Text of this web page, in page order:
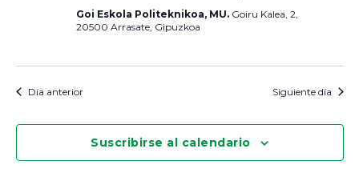
Goi Eskola Politeknikoa, MU. Goiru Kalea, 2,
20500 Arrasate, Gipuzkoa
Día anterior Siguiente día
Suscribirse al calendario